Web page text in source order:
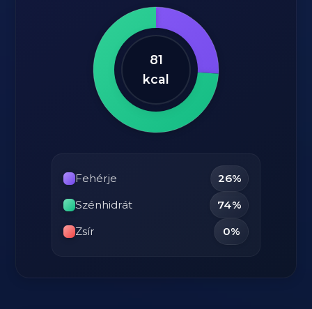
81
kcal
Fehérje
26%
Szénhidrát
74%
Zsír
0%